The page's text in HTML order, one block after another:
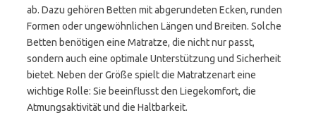
ab. Dazu gehören Betten mit abgerundeten Ecken, runden
Formen oder ungewöhnlichen Längen und Breiten. Solche
Betten benötigen eine Matratze, die nicht nur passt,
sondern auch eine optimale Unterstützung und Sicherheit
bietet. Neben der Größe spielt die Matratzenart eine
wichtige Rolle: Sie beeinflusst den Liegekomfort, die
Atmungsaktivität und die Haltbarkeit.